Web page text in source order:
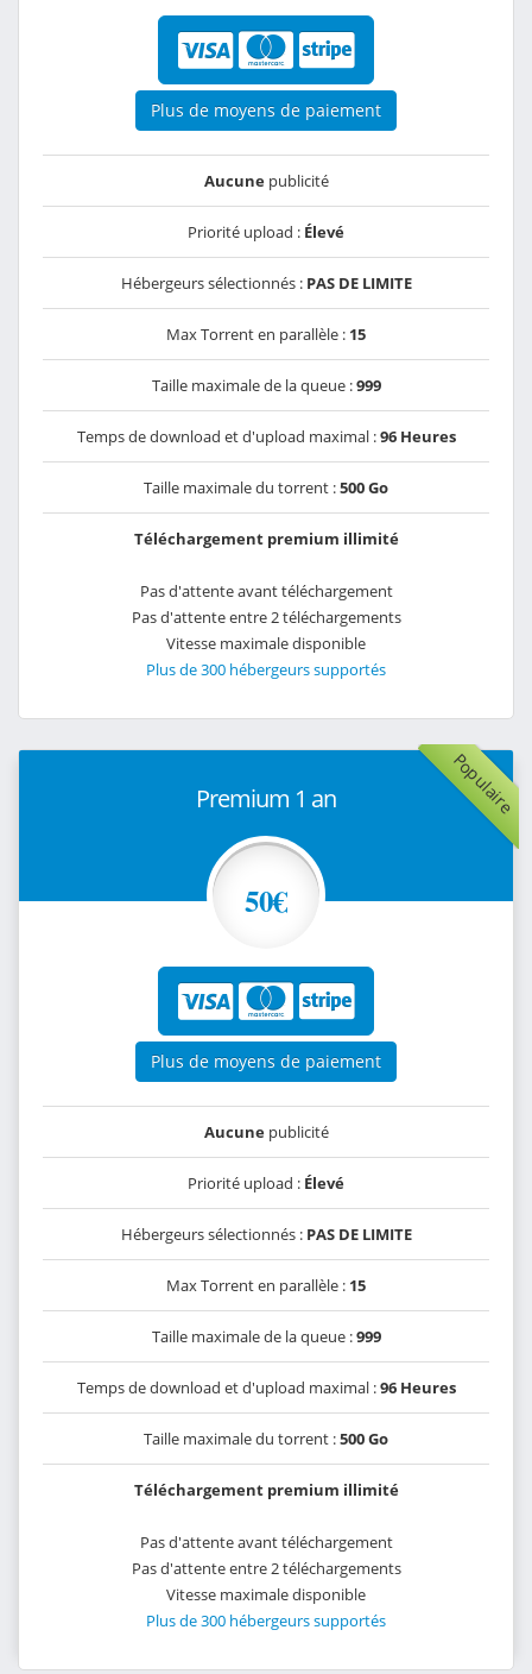
Plus de moyens de paiement
Aucunepublicité
Priorité upload : Élevé
Hébergeurs sélectionnés : PAS DE LIMITE
Max Torrent en parallèle : 15
Taille maximale de la queue :999
Temps de download et d'upload maximal :96 Heures
Taille maximale du torrent :500 Go
Téléchargement premium illimité
Pas d'attente avant téléchargement
Pas d'attente entre 2 téléchargements
Vitesse maximale disponible
Plus de 300 hébergeurs supportés
Populaire
Premium 1 an
50€
Plus de moyens de paiement
Aucunepublicité
Priorité upload : Élevé
Hébergeurs sélectionnés : PAS DE LIMITE
Max Torrent en parallèle : 15
Taille maximale de la queue :999
Temps de download et d'upload maximal :96 Heures
Taille maximale du torrent :500 Go
Téléchargement premium illimité
Pas d'attente avant téléchargement
Pas d'attente entre 2 téléchargements
Vitesse maximale disponible
Plus de 300 hébergeurs supportés